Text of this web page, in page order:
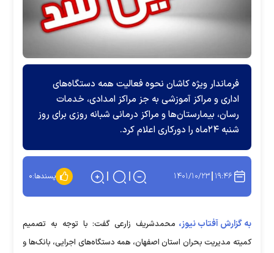
فرماندار ویژه کاشان نحوه فعالیت همه دستگاه‌های
اداری و مراکز آموزشی به جز مراکز امدادی، خدمات
رسان، بیمارستان‌ها و مراکز درمانی شبانه روزی برای روز
شنبه ۲۴ماه را دورکاری اعلام کرد.
۱۹:۴۶ ۱۴۰۱/۱۰/۲۳ پسندها:۰
به گزارش آفتاب نیوز، محمدشریف زارعی گفت: با توجه به تصمیم
کمیته مدیریت بحران استان اصفهان، همه دستگاه‌های اجرایی، بانک‌ها و